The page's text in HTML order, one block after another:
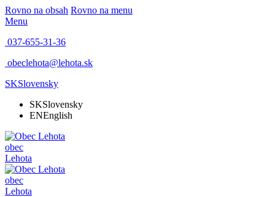
Rovno na obsah Rovno na menu
Menu
037-655-31-36
obeclehota@lehota.sk
SKSlovensky
SKSlovensky
ENEnglish
obec
Lehota
obec
Lehota